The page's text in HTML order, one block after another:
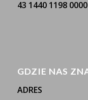
43 1440 1198
GDZIE NAS
ADRES